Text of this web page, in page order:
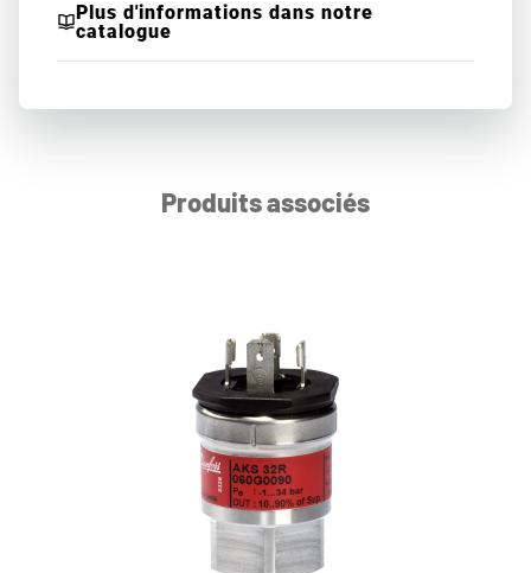
Plus d'informations dans notre
catalogue
Produits associés